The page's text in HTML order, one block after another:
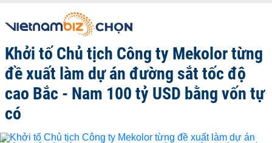
Khởi tố Chủ tịch Công ty Mekolor từng
đề xuất làm dự án đường sắt tốc độ
cao Bắc - Nam 100 tỷ USD bằng vốn tự
có